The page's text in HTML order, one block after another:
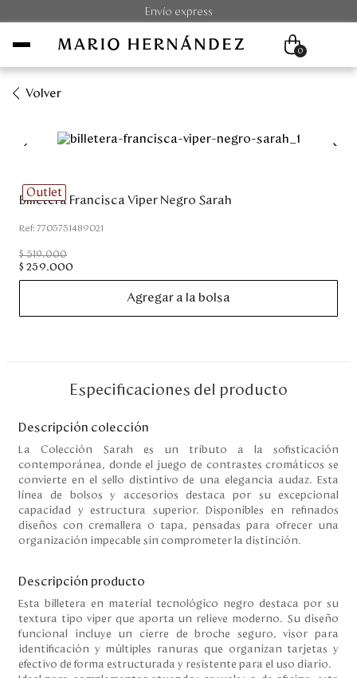
Envío express
Unisex
Viaje
Mi cuenta
Blog
Servicio al cliente
Nuestras Tiendas
Colombia
Costa Rica
Panamá
USA
Venezuela
0
Volver
Outlet
Billetera Francisca Viper Negro Sarah
:7705751489021
$ 519.000
$ 259.000
Agregar a la bolsa
Especificaciones del producto
Descripción colección
La Colección Sarah es un tributo a la sofisticación
contemporánea, donde el juego de contrastes cromáticos se
convierte en el sello distintivo de una elegancia audaz. Esta
línea de bolsos y accesorios destaca por su excepcional
capacidad y estructura superior. Disponibles en refinados
diseños con cremallera o tapa, pensadas para ofrecer una
organización impecable sin comprometer la distinción.
Descripción producto
Esta billetera en material tecnológico negro destaca por su
textura tipo viper que aporta un relieve moderno. Su diseño
funcional incluye un cierre de broche seguro, visor para
identificación y múltiples ranuras que organizan tarjetas y
efectivo de forma estructurada y resistente para el uso diario.